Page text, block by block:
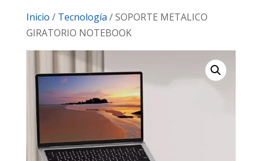
Inicio / Tecnología / SOPORTE METALICO
GIRATORIO NOTEBOOK